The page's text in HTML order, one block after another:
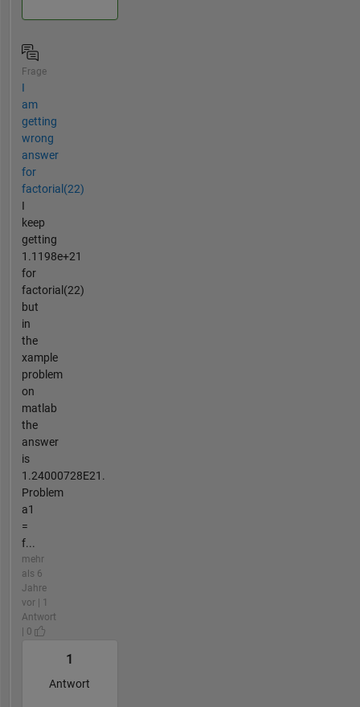
Frage
I
am
getting
wrong
answer
for
factorial(22)
I
keep
getting
1.1198e+21
for
factorial(22)
but
in
the
xample
problem
on
matlab
the
answer
is
1.24000728E21.
Problem
a1
=
f...
mehr
als 6
Jahre
vor | 1
Antwort
| 0
1
Antwort